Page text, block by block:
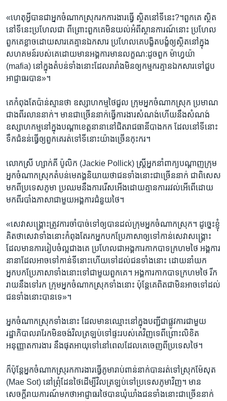
«ហេតុ​អ្វី​បាន​ជា​អ្នក​ចំណាក​ស្រុក​រក​ការ​ងារ​ធ្វើ​ ស្ថិត​នៅ​ទី​នេះ?។ពួក​គេ​ ស្ថិត​
នៅ​ទី​នេះប្រហែល​ជា​ ពីព្រោះ​ពួក​គេ​មិន​យល់​អំពី​ស្ថានការណ៍​នោះ​ ប្រហែល​
ពួក​គេ​ខ្លាច​ដោយសារ​គេ​គ្មាន​ឯកសារ​ ប្រហែល​គេ​បង្ខិតបង្ខំ​ឲ្យ​ស្ថិត​នៅក្នុង​
សហគមន៍​របស់​គេ​ដោយ​មាន​អង្គការ​មាន​លក្ខណ:ដូច​ពួក​ ម៉ាហ្វយ៉ា​
(mafia) ​នៅ​ក្នុង​តំបន់​ទាំង​នោះ​ដែល​រារាំង​មិន​ឲ្យ​កម្មករ​គ្មាន​ឯកសារ​ទៅ​ជួប​
អាជ្ញាធរ​បាន»។
គេ​កំពុងតែ​ប៉ាន់​ស្មាន​ថា​ ឧស្សាហកម្ម​ថៃ​ជួល​ ក្រុម​អ្នកចំណាក​ស្រុក ប្រមាណ​
ជាង​ពីរ​លាននាក់។ មាន​ជា​ច្រើន​នាក់ធ្វើ​ការ​ងារ​សំណង់​ហើយ​នឹង​សំណង់​
ឧស្សាហកម្ម​នៅ​ក្នុង​បណ្ដា​ខេត្ដ​នានា​នៅ​ជិត​រាជ​ធានី​បាងកក​ ដែល​នៅ​ទី​នោះ​
ទឹក​ជំនន់​ធ្វើឲ្យ​ពួក​គេ​រត់​ទៅ​ទី​នោះ​យ៉ាង​ច្រើន​កុះករ។
លោកស្រី​ ហ្សាក់គី​ ប៉ូលិក​ (Jackie Pollick) ​ស្ដ្រី​អ្នក​នាំ​ពាក្យ​បណ្ដាញ​ក្រុម​
អ្នក​ចំណាក​ស្រុក​តំបន់​មេគង្គ​និយាយ​ថា​ជន​ទាំង​នោះ​ជា​ច្រើន​នាក់​ ជា​ពិសេស​
មក​ពី​ប្រទេស​ភូមា​ ប្រឈម​នឹង​ការ​រើសអើង​ដោយ​គ្មាន​ការ​រវល់​អើពើ​ដោយ​
មកពី​របាំង​ភាសា​ជា​មួយ​អង្គការ​ជំនួយ​ថៃ។
«សេវា​សង្គ្រោះ​ត្រូវ​ការ​ចាំបាច់ទៅ​ឲ្យ​បាន​ដល់​ក្រុម​អ្នក​ចំណាក​ស្រុក។​ ដូច្នេះ​ខ្ញុំ​
គិត​ថា​សេវា​ទាំង​នោះ​កំពុងតែ​រក​អ្នក​បក​ប្រែ​ភាសា​ឲ្យ​ទៅ​កាន់​សេវា​សង្គ្រោះ
ដែល​មាន​ការ​រៀប​ចំ​ល្អ​ជាង​គេ​ ប្រហែល​ជា​អង្គការ​កាកបាទ​ក្រហម​ថៃ​ អង្គការ​
នានា​ដែល​អាច​ទៅ​កាន់​ទី​នោះ​ហើយ​ទៅ​ដល់​ជន​ទាំង​នោះ​ ដោយ​នាំ​យក​
អ្នកបកប្រែ​ភាសា​ទាំង​នោះ​ទៅ​ជា​មួយ​ពួក​គេ។ អង្គការ​កាកបាទ​ក្រហម​ថៃ​ រីក​
រាយ​នឹង​ទៅ​រក​ ក្រុម​អ្នក​ចំណាក​ស្រុក​ទាំងនោះ​ ប៉ុន្ដែ​គេ​ពិត​ជា​មិន​អាច​ទៅ​ដល់​
ជន​ទាំង​នោះ​បានទេ»។
អ្នក​ចំណាក​ស្រុក​ទាំង​នោះ​ ដែល​មាន​ឈ្មោះ​នៅ​ក្នុង​បញ្ជី​ជា​ផ្លូវ​ការ​ជា​មួយ​
រដ្ឋាភិបាល​រារែក​មិន​ចង់​វិល​ត្រឡប់​ទៅ​ផ្ទះ​របស់​គេ​វិញ​ទេ​ពីព្រោះ​លិខិត​
អនុញ្ញាត​ការងារ​ នឹង​ផុត​អាយុ​ទៅ​នៅ​ពេល​ដែល​គេ​ចេញ​ពី​ប្រទេស​ថៃ។
ក៏​ប៉ុន្ដែ​អ្នក​ចំណាក​ស្រុរក​ការងារ​ធ្វើ​ភូមា​រាប់​ពាន់​នាក់​បាន​រត់​ទៅ​ស្រុក​ម៉ែសុត​
(Mae Sot) ​នៅ​ព្រុំ​ដែន​ថៃ​ដើម្បី​វិល​ត្រឡប់​ទៅ​ប្រទេស​ភូមា​វិញ។​ មាន​
សេចក្ដី​រាយការណ៍​មក​ថា​អាជ្ញាធរ​ថៃ​បាន​ឃុំឃាំង​ជន​ទាំង​នោះ​ជា​ច្រើន​នាក់​